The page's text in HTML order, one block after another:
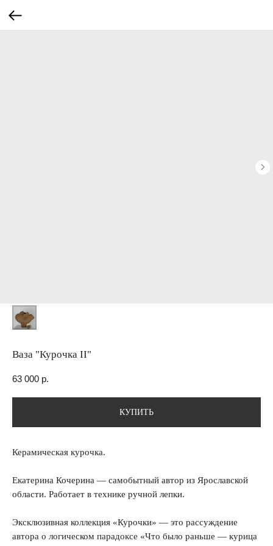
Ваза "Курочка II"
63 000 р.
КУПИТЬ
Керамическая курочка.
Екатерина Кочерина — самобытный автор из Ярославской
области. Работает в технике ручной лепки.
Эксклюзивная коллекция «Курочки» — это рассуждение
автора о логическом парадоксе «Что было раньше — курица